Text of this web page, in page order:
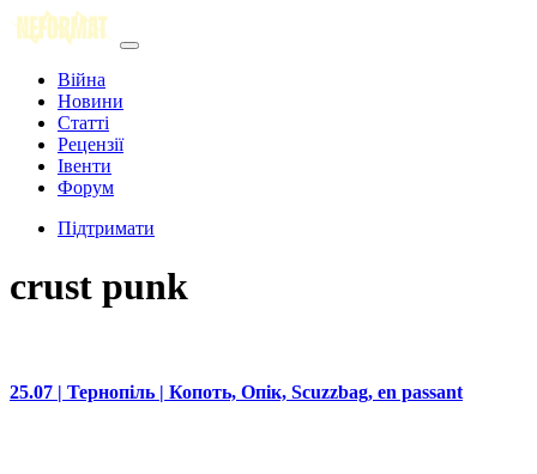
Війна
Новини
Статті
Рецензії
Івенти
Форум
Підтримати
crust punk
25.07 | Тернопіль | Копоть, Опік, Scuzzbag, en passant